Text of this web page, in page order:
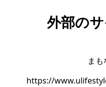
外部の
ま
https://